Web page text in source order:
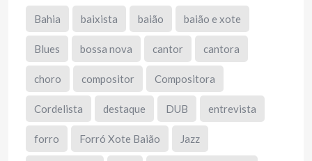
Bahia baixista baião baião e xote
Blues bossa nova cantor cantora
choro compositor Compositora
Cordelista destaque DUB entrevista
forro Forró Xote Baião Jazz